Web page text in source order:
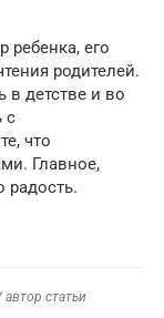
ребенка, его
родителей.
в детстве и во
с
что
Главное,
радость.
автор статьи